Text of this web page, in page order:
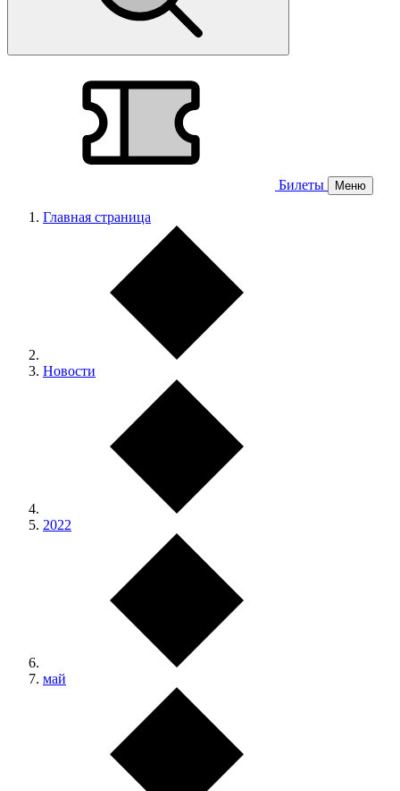
Билеты Меню
Главная страница
Новости
2022
май